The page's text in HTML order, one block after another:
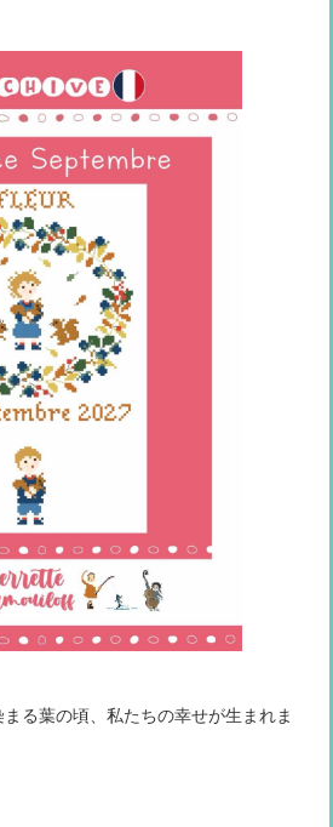
る葉の頃、私たちの幸せが生まれま